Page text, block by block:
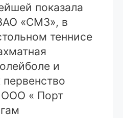
показала
«СМЗ», в
теннисе
и
ООО « Порт